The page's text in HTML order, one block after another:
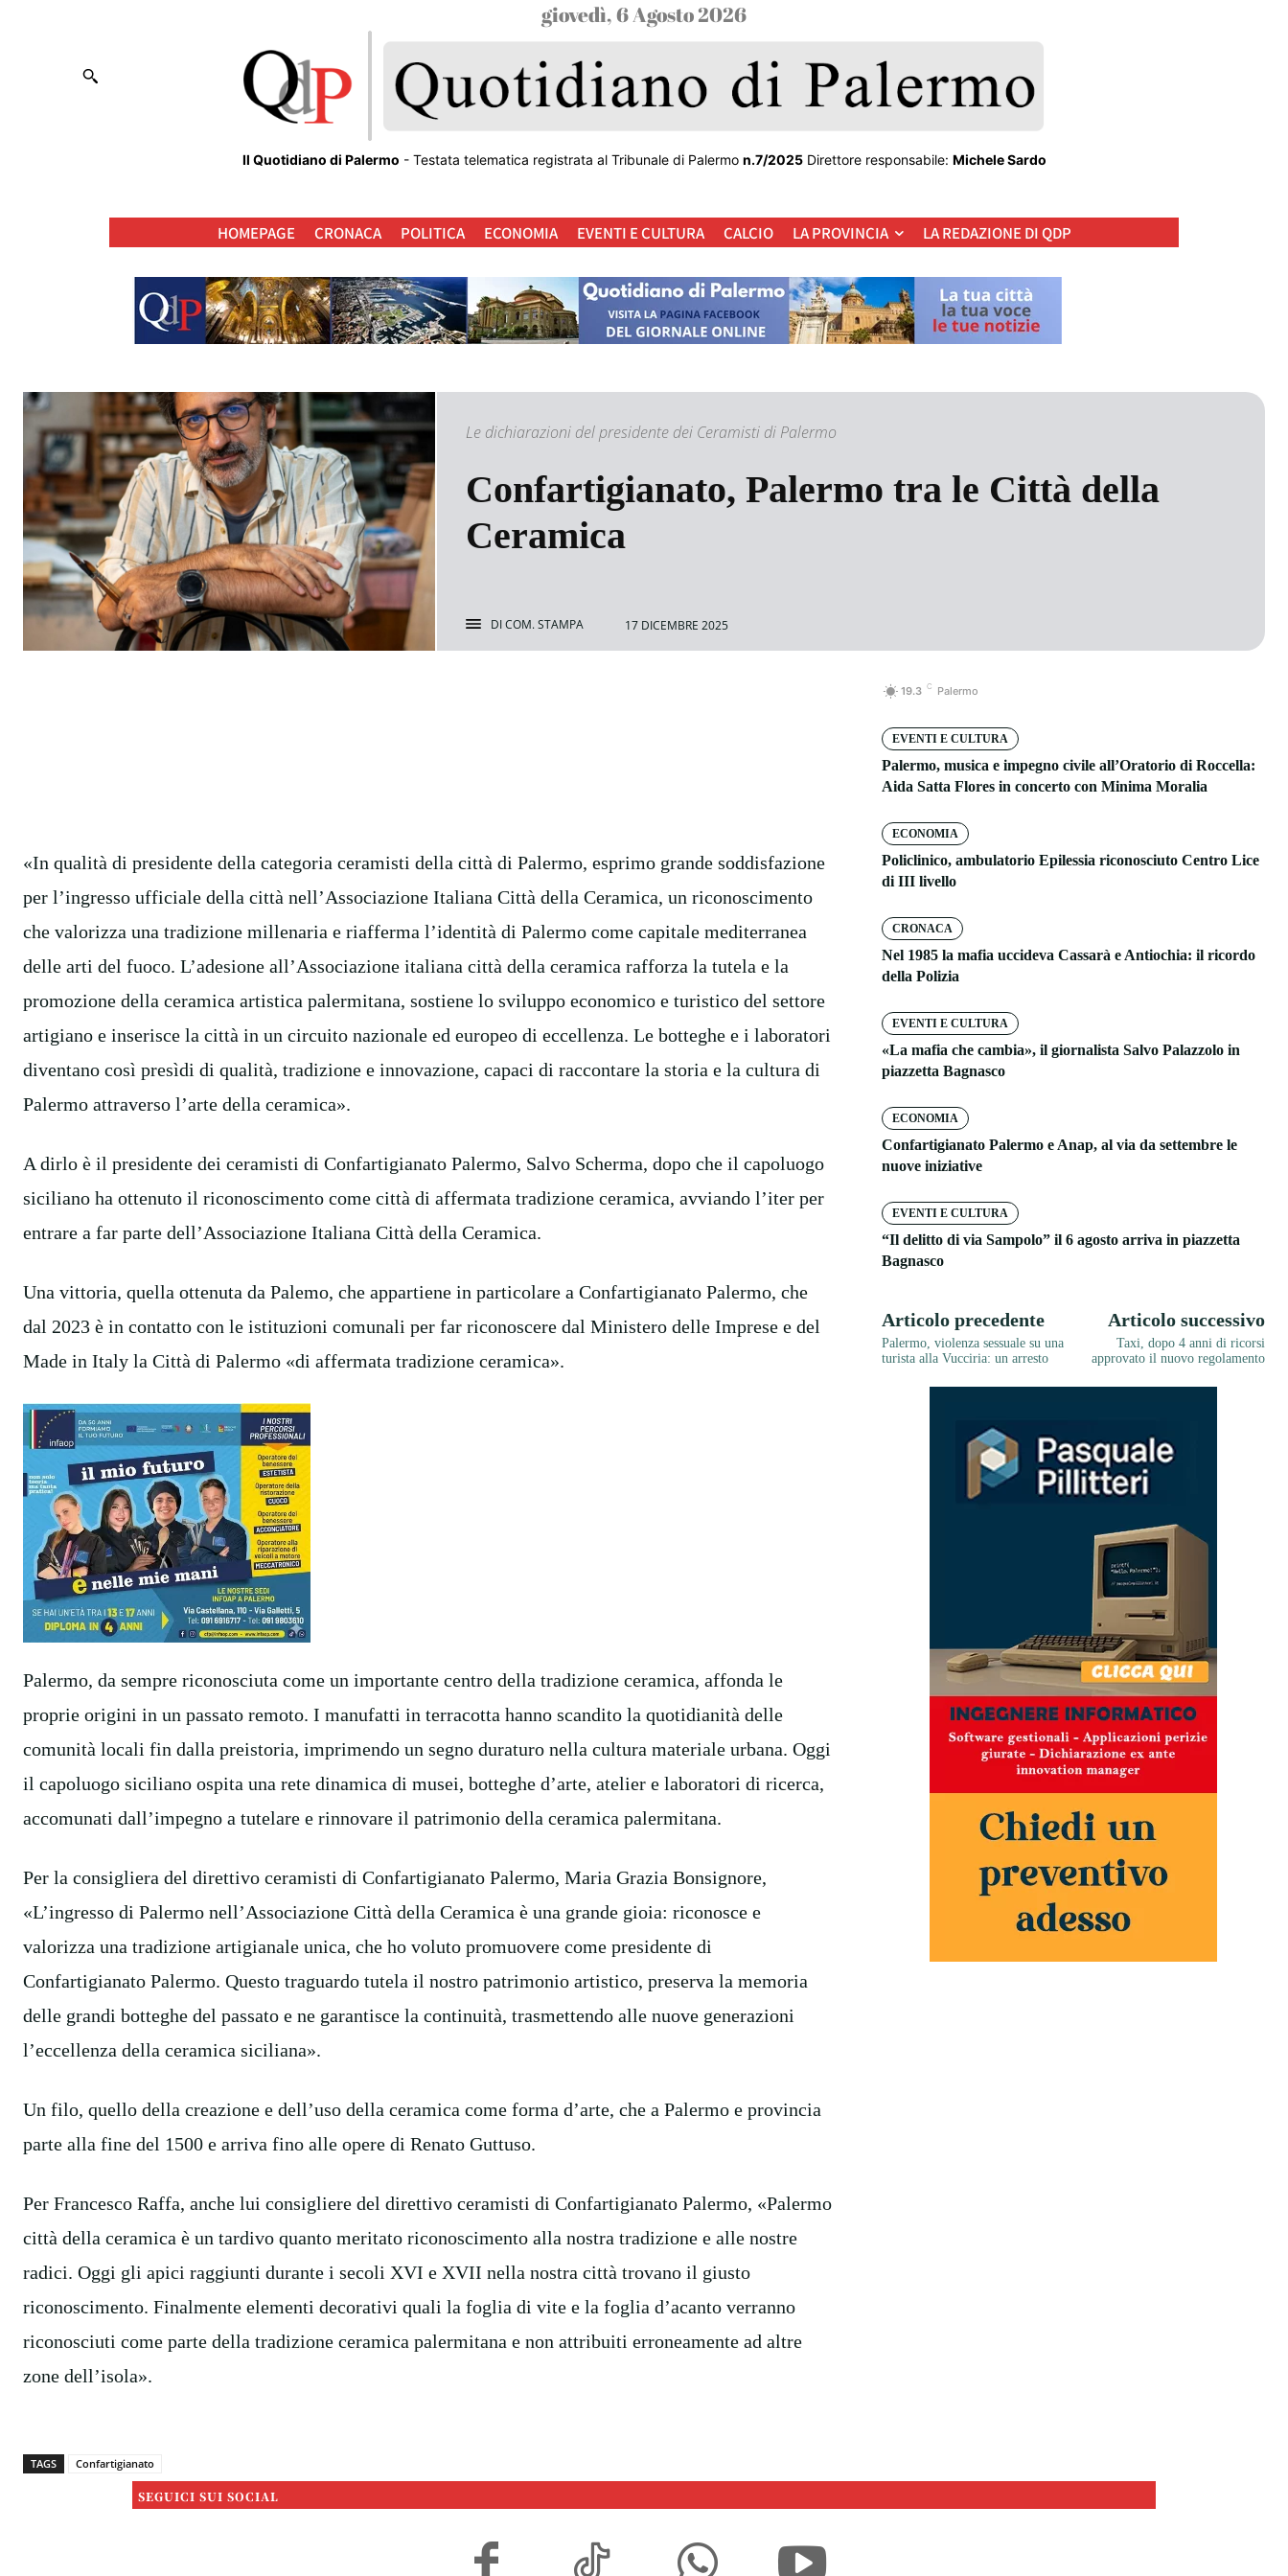
giovedì, 6 Agosto 2026
Il Quotidiano di Palermo - Testata telematica registrata al Tribunale di Palermo n.7/2025Direttore responsabile: Michele Sardo
HOMEPAGE CRONACA POLITICA ECONOMIA EVENTI E CULTURA CALCIO LA PROVINCIA LA REDAZIONE DI QDP
Le dichiarazioni del presidente dei Ceramisti di Palermo
Confartigianato, Palermo tra le Città della
Ceramica
DICOM. STAMPA 17 DICEMBRE 2025
«In qualità di presidente della categoria ceramisti della città di Palermo, esprimo grande soddisfazione
per l’ingresso ufficiale della città nell’Associazione Italiana Città della Ceramica, un riconoscimento
che valorizza una tradizione millenaria e riafferma l’identità di Palermo come capitale mediterranea
delle arti del fuoco. L’adesione all’Associazione italiana città della ceramica rafforza la tutela e la
promozione della ceramica artistica palermitana, sostiene lo sviluppo economico e turistico del settore
artigiano e inserisce la città in un circuito nazionale ed europeo di eccellenza. Le botteghe e i laboratori
diventano così presìdi di qualità, tradizione e innovazione, capaci di raccontare la storia e la cultura di
Palermo attraverso l’arte della ceramica».
A dirlo è il presidente dei ceramisti di Confartigianato Palermo, Salvo Scherma, dopo che il capoluogo
siciliano ha ottenuto il riconoscimento come città di affermata tradizione ceramica, avviando l’iter per
entrare a far parte dell’Associazione Italiana Città della Ceramica.
Una vittoria, quella ottenuta da Palemo, che appartiene in particolare a Confartigianato Palermo, che
dal 2023 è in contatto con le istituzioni comunali per far riconoscere dal Ministero delle Imprese e del
Made in Italy la Città di Palermo «di affermata tradizione ceramica».
Palermo, da sempre riconosciuta come un importante centro della tradizione ceramica, affonda le
proprie origini in un passato remoto. I manufatti in terracotta hanno scandito la quotidianità delle
comunità locali fin dalla preistoria, imprimendo un segno duraturo nella cultura materiale urbana. Oggi
il capoluogo siciliano ospita una rete dinamica di musei, botteghe d’arte, atelier e laboratori di ricerca,
accomunati dall’impegno a tutelare e rinnovare il patrimonio della ceramica palermitana.
Per la consigliera del direttivo ceramisti di Confartigianato Palermo, Maria Grazia Bonsignore,
«L’ingresso di Palermo nell’Associazione Città della Ceramica è una grande gioia: riconosce e
valorizza una tradizione artigianale unica, che ho voluto promuovere come presidente di
Confartigianato Palermo. Questo traguardo tutela il nostro patrimonio artistico, preserva la memoria
delle grandi botteghe del passato e ne garantisce la continuità, trasmettendo alle nuove generazioni
l’eccellenza della ceramica siciliana».
Un filo, quello della creazione e dell’uso della ceramica come forma d’arte, che a Palermo e provincia
parte alla fine del 1500 e arriva fino alle opere di Renato Guttuso.
Per Francesco Raffa, anche lui consigliere del direttivo ceramisti di Confartigianato Palermo, «Palermo
città della ceramica è un tardivo quanto meritato riconoscimento alla nostra tradizione e alle nostre
radici. Oggi gli apici raggiunti durante i secoli XVI e XVII nella nostra città trovano il giusto
riconoscimento. Finalmente elementi decorativi quali la foglia di vite e la foglia d’acanto verranno
riconosciuti come parte della tradizione ceramica palermitana e non attribuiti erroneamente ad altre
zone dell’isola».
TAGS Confartigianato
19.3 C Palermo
EVENTI E CULTURA
Palermo, musica e impegno civile all’Oratorio di Roccella:
Aida Satta Flores in concerto con Minima Moralia
ECONOMIA
Policlinico, ambulatorio Epilessia riconosciuto Centro Lice
di III livello
CRONACA
Nel 1985 la mafia uccideva Cassarà e Antiochia: il ricordo
della Polizia
EVENTI E CULTURA
«La mafia che cambia», il giornalista Salvo Palazzolo in
piazzetta Bagnasco
ECONOMIA
Confartigianato Palermo e Anap, al via da settembre le
nuove iniziative
EVENTI E CULTURA
“Il delitto di via Sampolo” il 6 agosto arriva in piazzetta
Bagnasco
Articolo precedente
Palermo, violenza sessuale su una
turista alla Vucciria: un arresto
Articolo successivo
Taxi, dopo 4 anni di ricorsi
approvato il nuovo regolamento
SEGUICI SUI SOCIAL